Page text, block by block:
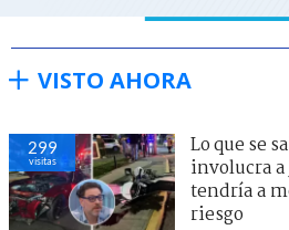
VISTO AHORA
299
visitas
Lo que se
involucra a
tendría a
riesgo